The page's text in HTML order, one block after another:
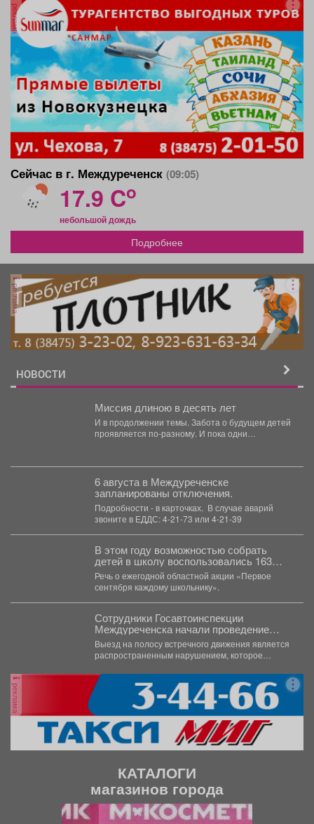
реклама
Сейчас в г. Междуреченск (09:05)
17.9 Co
небольшой дождь
Подробнее
реклама
НОВОСТИ
Миссия длиною в десять лет
И в продолжении темы. Забота о будущем детей
проявляется по-разному. И пока одни
6 августа в Междуреченске
запланированы отключения.
Подробности - в карточках. ️ В случае аварий
звоните в ЕДДС: 4-21-73 или 4-21-39
В этом году возможностью собрать
детей в школу воспользовались 163
малообеспеченные семьи
Междуреченска.
Речь о ежегодной областной акции «Первое
сентября каждому школьнику».
Сотрудники Госавтоинспекции
Междуреченска начали проведение
профилактической операции
«Встречная полоса»
Выезд на полосу встречного движения является
распространенным нарушением, которое
транспортного происшествия...
реклама
КАТАЛОГИ
магазинов города